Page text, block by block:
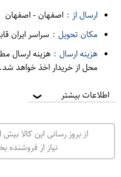
ارسال از : اصفهان-اصفهان
مکان تحویل : سراسر ایران
هزینه ارسال : هزینه ارسال
محل از خریدار اخذ خواهد شد.
اطلاعات بیشتر ❯
از بروز رسانی این کالا
نیاز از فروشنده